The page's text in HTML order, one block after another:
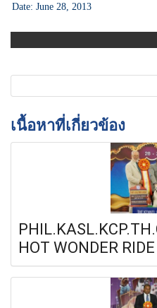
Date: June 28, 2013
เนื้อหาที่เกี่ยวข้อง
HOT WONDER RIDE